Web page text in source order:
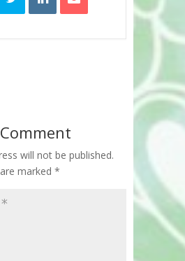
will not be published.
marked *